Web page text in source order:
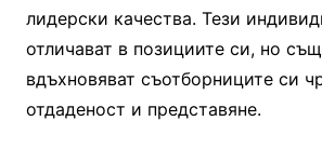
лидерски качества. Тези
отличават в позициите си, но
вдъхновяват съотборниците си
отдаденост и представяне.